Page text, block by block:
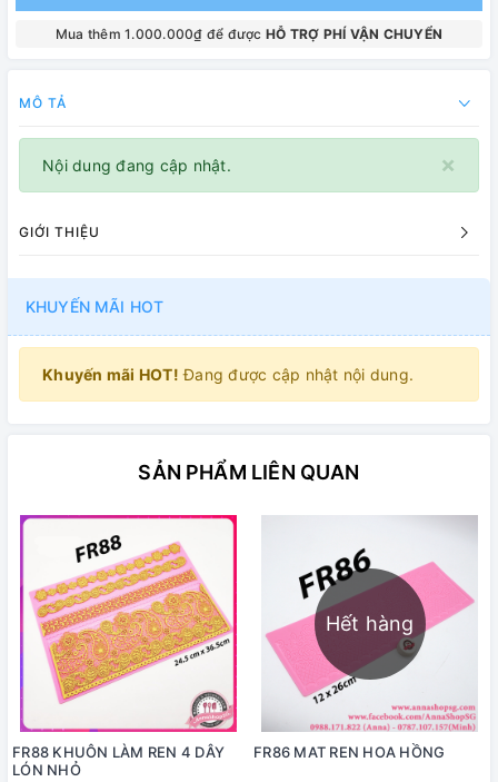
Mua thêm 1.000.000₫ để được HỖ TRỢ PHÍ VẬN CHUYỂN
MÔ TẢ
×
Nội dung đang cập nhật.
GIỚI THIỆU
KHUYẾN MÃI HOT
Khuyến mãi HOT! Đang được cập nhật nội dung.
SẢN PHẨM LIÊN QUAN
FR88 KHUÔN LÀM REN 4 DÂY
LÓN NHỎ
Hết hàng
FR86 MAT REN HOA HỒNG